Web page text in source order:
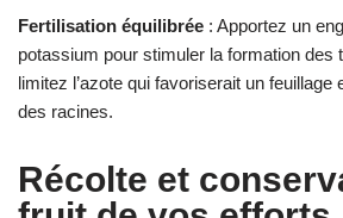
Fertilisation équilibrée : Apportez un
potassium pour stimuler la formation des
limitez l’azote qui favoriserait un
des racines.
Récolte et